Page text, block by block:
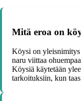
Mitä eroa on
Köysi on yleisnimitys
naru viittaa
Köysiä käytetään
tarkoituksiin, kun